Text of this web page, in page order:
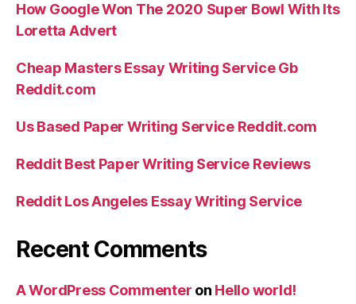
How Google Won The 2020 Super Bowl With Its
Loretta Advert
Cheap Masters Essay Writing Service Gb
Reddit.com
Us Based Paper Writing Service Reddit.com
Reddit Best Paper Writing Service Reviews
Reddit Los Angeles Essay Writing Service
Recent Comments
A WordPress Commenter on Hello world!